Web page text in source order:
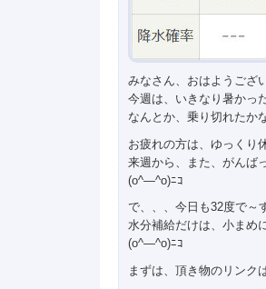
みなさん、おはようござ
今週は、いきなり暑かっ
なんとか、乗り切れたか
お疲れの方は、ゆっくり
来週から、また、がんば
(o^―^o)ﾆｺ
で、、、今日も32度で～
水分補給だけは、小まめ
(o^―^o)ﾆｺ
まずは、頂き物のリンク